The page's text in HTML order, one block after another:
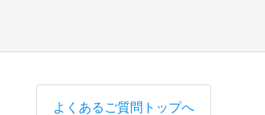
よくあるご質問トップへ